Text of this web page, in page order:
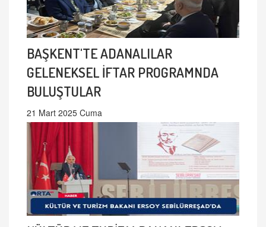
BAŞKENT'TE ADANALILAR
GELENEKSEL İFTAR PROGRAMNDA
BULUŞTULAR
21 Mart 2025 Cuma